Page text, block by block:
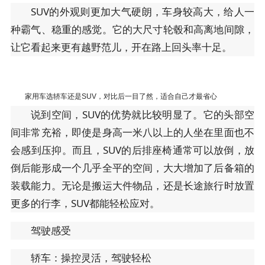
SUV的外观则更加大气硬朗，车身较高大，给人一
种霸气、稳重的感觉。它的大尺寸轮毂和高离地间隙，
让它看起来更有越野范儿，开在路上回头率十足。
家用车选轿车还是SUV，对比后一目了然，适合自己才最省心
说到空间，SUV的优势就比较明显了。它的头部空
间非常充裕，即使是身高一米八以上的人坐在里面也不
会感到压抑。而且，SUV的后排座椅通常可以放倒，放
倒后能形成一个几乎全平的空间，大大增加了后备箱的
装载能力。无论是搬运大件物品，还是长途旅行时放置
更多的行李，SUV都能轻松应对。
驾驶感受
轿车：操控灵活，驾驶轻松